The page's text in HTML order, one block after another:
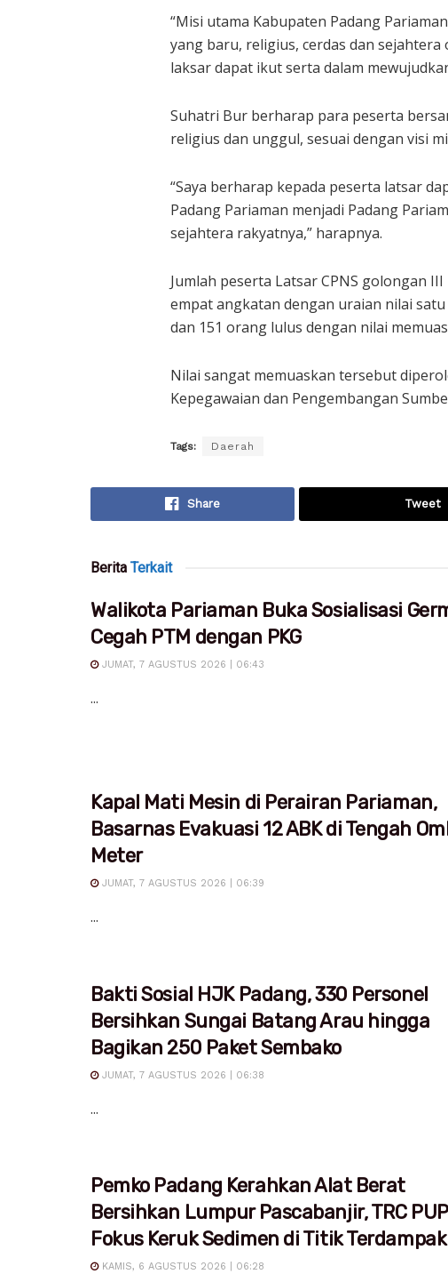
“Misi utama Kabupaten Padang
yang baru, religius, cerdas dan
laksar dapat ikut serta dalam
Suhatri Bur berharap para peserta
religius dan unggul, sesuai dengan visi
“Saya berharap kepada peserta latsar
Padang Pariaman menjadi Padang
sejahtera rakyatnya,” harapnya.
Jumlah peserta Latsar CPNS golongan
empat angkatan dengan uraian nilai
dan 151 orang lulus dengan nilai
Nilai sangat memuaskan tersebut
Kepegawaian dan Pengembangan
Tags: Daerah
Share Tweet
Berita Terkait
Walikota Pariaman Buka Sosialisasi
Cegah PTM dengan PKG
JUMAT, 7 AGUSTUS 2026 | 06:43
...
Kapal Mati Mesin di Perairan Pariaman,
Basarnas Evakuasi 12 ABK di Tengah
Meter
JUMAT, 7 AGUSTUS 2026 | 06:39
...
Bakti Sosial HJK Padang, 330 Personel
Bersihkan Sungai Batang Arau hingga
Bagikan 250 Paket Sembako
JUMAT, 7 AGUSTUS 2026 | 06:38
...
Pemko Padang Kerahkan Alat Berat
Bersihkan Lumpur Pascabanjir, TRC
Fokus Keruk Sedimen di Titik Terdampak
KAMIS, 6 AGUSTUS 2026 | 06:28